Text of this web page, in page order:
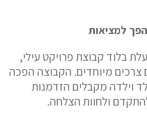
למציאות
בלוד קבוצת פרויקט עילי,
צרכים מיוחדים. הקבוצה הפכה
וילדה מקבלים הזדמנות
ולחוות הצלחה.